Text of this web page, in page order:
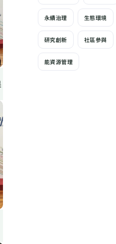
永續治理 生態環境
研究創新 社區參與
能資源管理